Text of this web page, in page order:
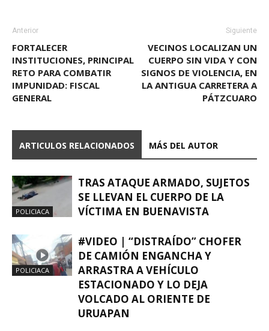
Anterior
FORTALECER
INSTITUCIONES, PRINCIPAL
RETO PARA COMBATIR
IMPUNIDAD: FISCAL
GENERAL
Siguiente
VECINOS LOCALIZAN UN
CUERPO SIN VIDA Y CON
SIGNOS DE VIOLENCIA, EN
LA ANTIGUA CARRETERA A
PÁTZCUARO
ARTICULOS RELACIONADOS MÁS DEL AUTOR
POLICIACA
TRAS ATAQUE ARMADO, SUJETOS
SE LLEVAN EL CUERPO DE LA
VÍCTIMA EN BUENAVISTA
POLICIACA
#VIDEO | “DISTRAÍDO” CHOFER
DE CAMIÓN ENGANCHA Y
ARRASTRA A VEHÍCULO
ESTACIONADO Y LO DEJA
VOLCADO AL ORIENTE DE
URUAPAN